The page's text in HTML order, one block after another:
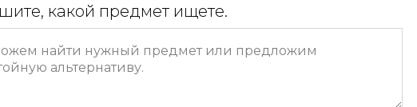
какой предмет ищете.